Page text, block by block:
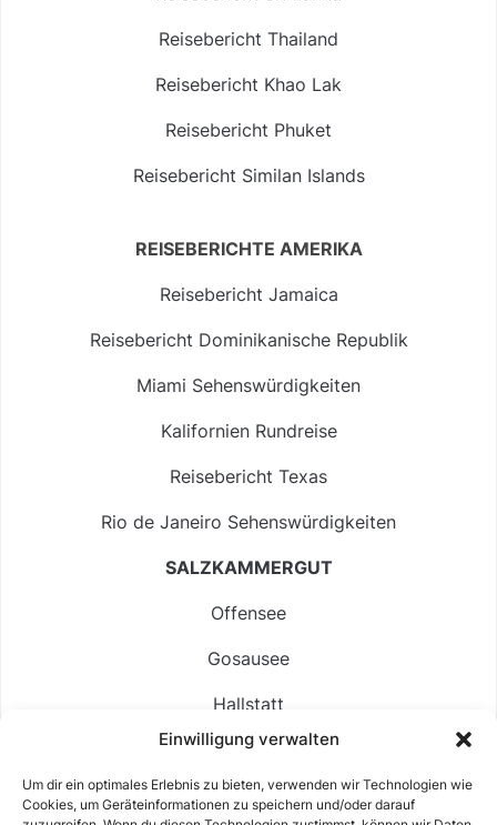
Einwilligung verwalten
Um dir ein optimales Erlebnis zu bieten, verwenden wir Technologien wie
Cookies, um Geräteinformationen zu speichern und/oder darauf
Reisebericht Thailand
Reisebericht Khao Lak
Reisebericht Phuket
Reisebericht Similan Islands
REISEBERICHTE AMERIKA
Reisebericht Jamaica
Reisebericht Dominikanische Republik
Miami Sehenswürdigkeiten
Kalifornien Rundreise
Reisebericht Texas
Rio de Janeiro Sehenswürdigkeiten
SALZKAMMERGUT
Offensee
Gosausee
Hallstatt
Langbathsee
Altausseer See